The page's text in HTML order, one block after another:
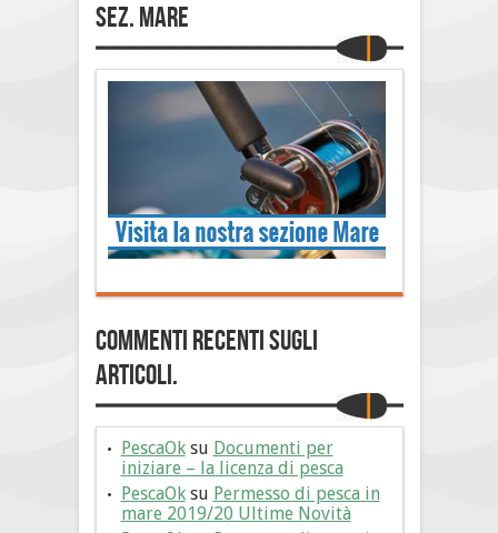
Sez. Mare
Commenti Recenti sugli
articoli.
PescaOksu Documenti per
iniziare – la licenza di pesca
PescaOksu Permesso di pesca in
mare 2019/20 Ultime Novità